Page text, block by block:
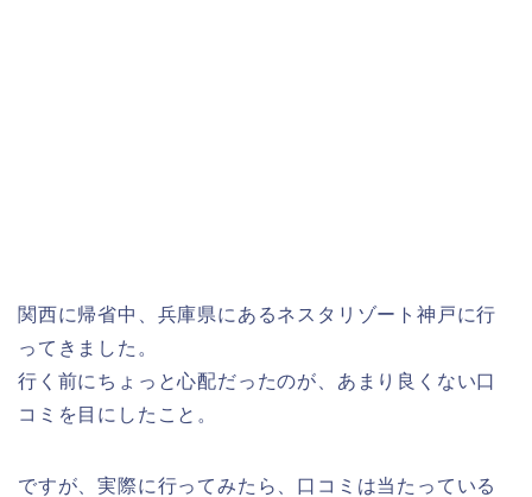
関西に帰省中、兵庫県にあるネスタリゾート神戸に行
ってきました。
行く前にちょっと心配だったのが、あまり良くない口
コミを目にしたこと。
ですが、実際に行ってみたら、口コミは当たっている